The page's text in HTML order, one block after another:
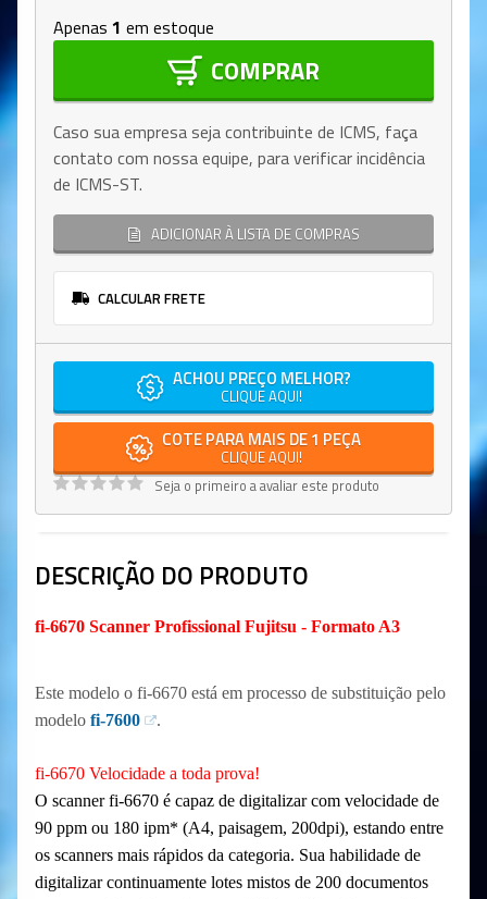
Apenas 1 em estoque
COMPRAR
Caso sua empresa seja contribuinte de ICMS, faça
contato com nossa equipe, para verificar incidência
de ICMS-ST.
ADICIONAR À LISTA DE COMPRAS
CALCULAR FRETE
ACHOU PREÇO MELHOR?
CLIQUE AQUI!
COTE PARA MAIS DE 1 PEÇA
CLIQUE AQUI!
Seja o primeiro a avaliar este produto
DESCRIÇÃO DO PRODUTO
fi-6670 Scanner Profissional Fujitsu - Formato A3
Este modelo o fi-6670 está em processo de substituição pelo
modelo fi-7600 .
fi-6670 Velocidade a toda prova!
O scanner fi-6670 é capaz de digitalizar com velocidade de
90 ppm ou 180 ipm* (A4, paisagem, 200dpi), estando entre
os scanners mais rápidos da categoria. Sua habilidade de
digitalizar continuamente lotes mistos de 200 documentos